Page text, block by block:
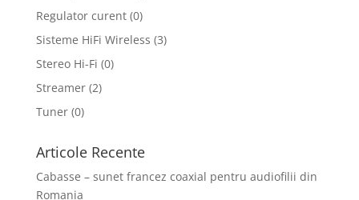
Regulator curent (0)
Sisteme HiFi Wireless (3)
Stereo Hi-Fi (0)
Streamer (2)
Tuner (0)
Articole Recente
Cabasse – sunet francez coaxial pentru audiofilii din
Romania